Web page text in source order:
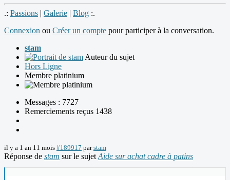
.: Passions | Galerie | Blog :.
Connexion ou Créer un compte pour participer à la conversation.
stam
Auteur du sujet
Hors Ligne
Membre platinium
Messages : 7727
Remerciements reçus 1438
il y a 1 an 11 mois #189917 parstam
Réponse de stam sur le sujet Aide sur achat cadre à patins